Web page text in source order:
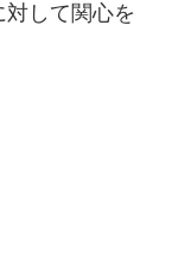
して関心を